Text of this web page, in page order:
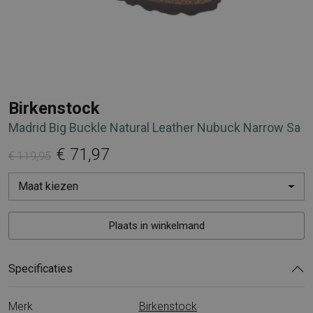
Birkenstock
Madrid Big Buckle Natural Leather Nubuck Narrow Sa
€ 119,95 € 71,97
Maat kiezen
Plaats in winkelmand
Specificaties
Merk
Birkenstock